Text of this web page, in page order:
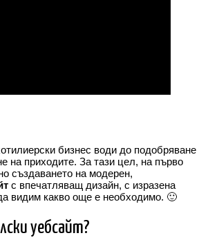
бизнес води до подобряване
на приходите. За тази цел, на първо
създаването на модерен,
с впечатляващ дизайн, с изразена
видим какво още е необходимо. 🙂
уебсайт?